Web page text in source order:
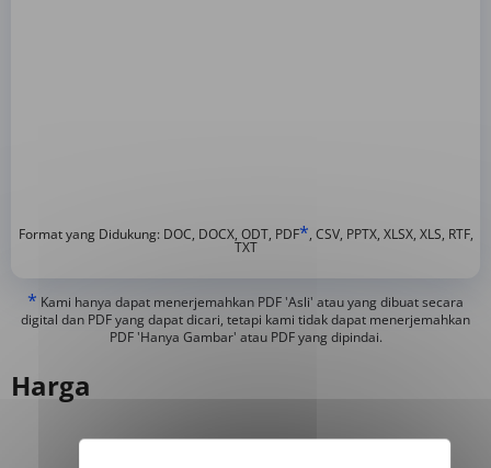
Format yang Didukung: DOC, DOCX, ODT, PDF*, CSV, PPTX, XLSX, XLS, RTF,
TXT
* Kami hanya dapat menerjemahkan PDF 'Asli' atau yang dibuat secara
digital dan PDF yang dapat dicari, tetapi kami tidak dapat menerjemahkan
PDF 'Hanya Gambar' atau PDF yang dipindai.
Harga